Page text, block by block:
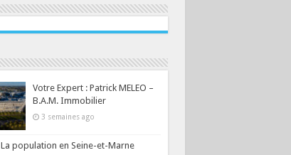
Votre Expert : Patrick MELEO –
B.A.M. Immobilier
3 semaines ago
La population en Seine-et-Marne